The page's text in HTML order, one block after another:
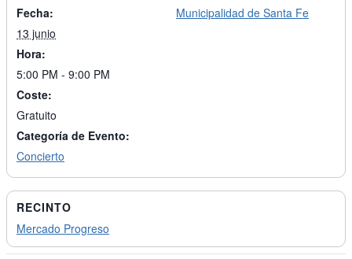
Fecha:
13 junio
Hora:
5:00 PM - 9:00 PM
Coste:
Gratuito
Categoría de Evento:
Concierto
Municipalidad de Santa Fe
RECINTO
Mercado Progreso